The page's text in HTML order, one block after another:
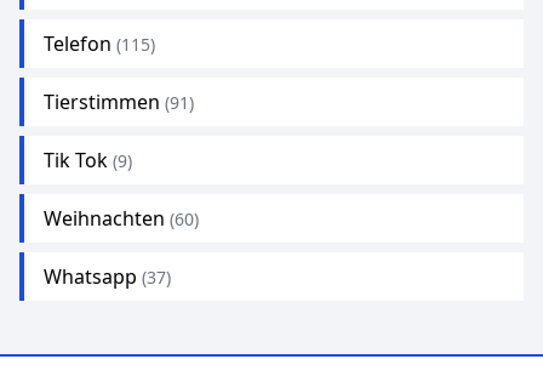
Telefon (115)
Tierstimmen (91)
Tik Tok (9)
Weihnachten (60)
Whatsapp (37)